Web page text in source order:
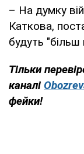
– На думку
Каткова,
будуть
Тільки
каналі
фейки!